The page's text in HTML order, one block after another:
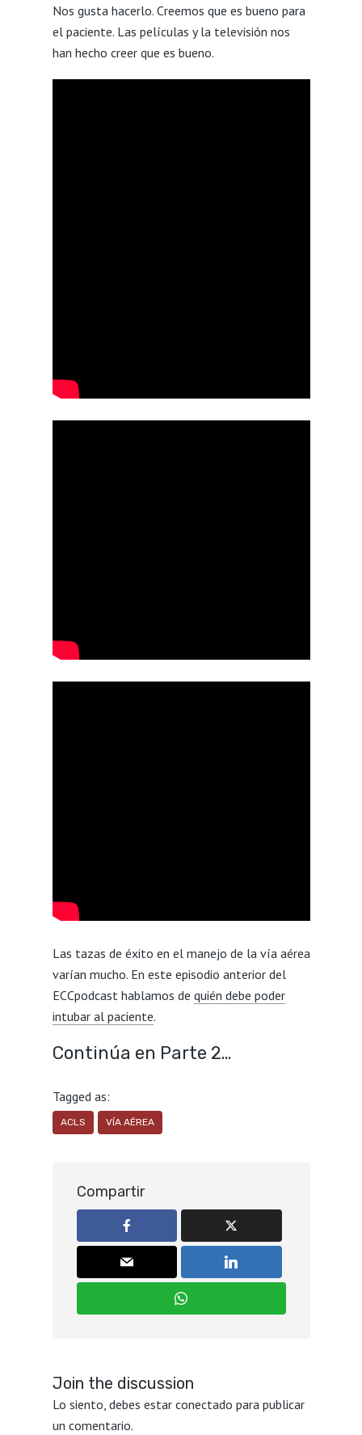
Nos gusta hacerlo. Creemos que es bueno para
el paciente. Las películas y la televisión nos
han hecho creer que es bueno.
Las tazas de éxito en el manejo de la vía aérea
varían mucho. En este episodio anterior del
ECCpodcast hablamos de quién debe poder
intubar al paciente.
Continúa en Parte 2…
Tagged as:
ACLS VÍA AÉREA
Compartir
Join the discussion
Lo siento, debes estar conectado para publicar
un comentario.